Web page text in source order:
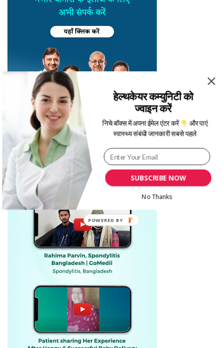
SUBSCRIBE NOW
हेल्थकेयर कम्युनिटी को
ज्वाइन करें
निचे बॉक्स में अपना ईमेल एंटर करें और पाएं
स्वास्थ्य संबंधी जानकारी सबसे पहले
No Thanks
POWERED BY